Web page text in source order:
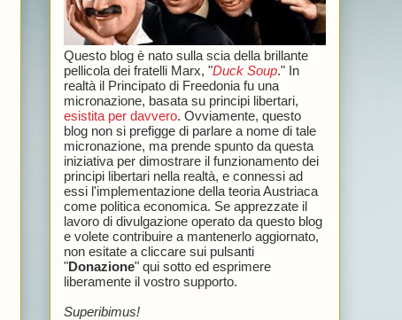
Questo blog è nato sulla scia della brillante
pellicola dei fratelli Marx, "Duck Soup." In
realtà il Principato di Freedonia fu una
micronazione, basata su principi libertari,
esistita per davvero. Ovviamente, questo
blog non si prefigge di parlare a nome di tale
micronazione, ma prende spunto da questa
iniziativa per dimostrare il funzionamento dei
principi libertari nella realtà, e connessi ad
essi l'implementazione della teoria Austriaca
come politica economica. Se apprezzate il
lavoro di divulgazione operato da questo blog
e volete contribuire a mantenerlo aggiornato,
non esitate a cliccare sui pulsanti
"Donazione" qui sotto ed esprimere
liberamente il vostro supporto.
Superibimus!